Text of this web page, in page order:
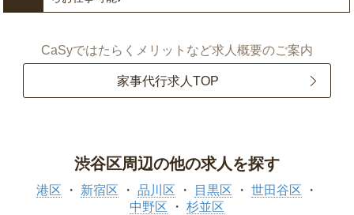
CaSyではたらくメリットなど求人概要のご案内
家事代行求人TOP
渋谷区周辺の他の求人を探す
港区 新宿区 品川区 目黒区
世田谷区
中野区
杉並区